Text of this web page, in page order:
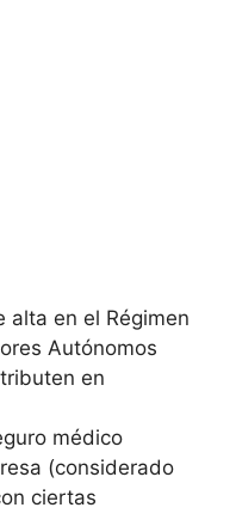
alta en el Régimen
Autónomos
en
médico
(considerado
ciertas